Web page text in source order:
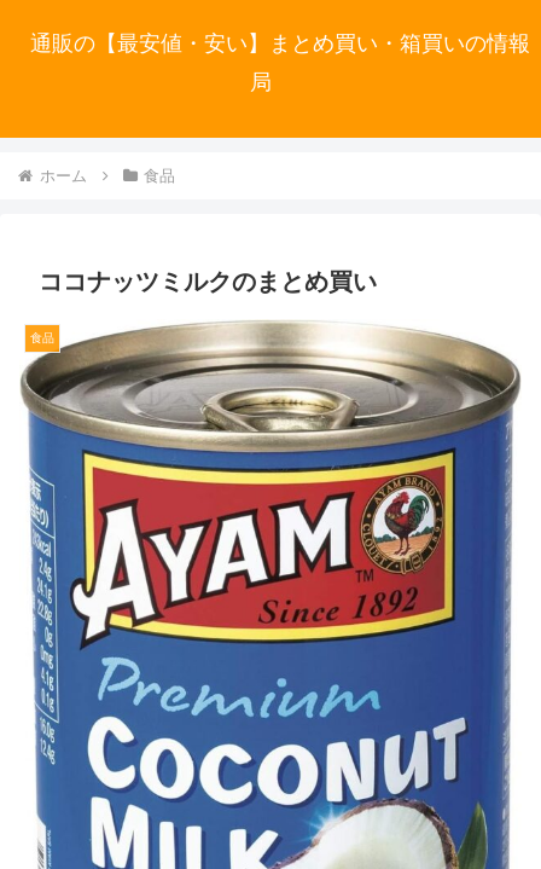
通販の【最安値・安い】まとめ買い・箱買いの情報
局
ホーム 食品
ココナッツミルクのまとめ買い
食品